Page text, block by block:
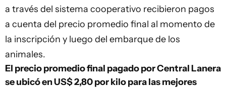
a través del sistema cooperativo recibieron pagos
a cuenta del precio promedio final al momento de
la inscripción y luego del embarque de los
animales.
El precio promedio final pagado por Central Lanera
se ubicó en US$ 2,80 por kilo para las mejores